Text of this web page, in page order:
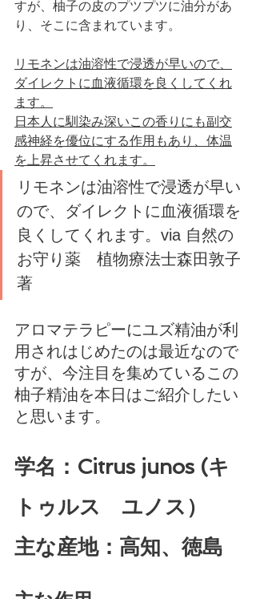
すが、柚子の皮のプツプツに油分があ
り、そこに含まれています。
リモネンは油溶性で浸透が早いので、
ダイレクトに血液循環を良くしてくれ
ます。
日本人に馴染み深いこの香りにも副交
感神経を優位にする作用もあり、体温
を上昇させてくれます。
リモネンは油溶性で浸透が早い
ので、ダイレクトに血液循環を
良くしてくれます。via 自然の
お守り薬　植物療法士森田敦子
著
アロマテラピーにユズ精油が利
用されはじめたのは最近なので
すが、今注目を集めているこの
柚子精油を本日はご紹介したい
と思います。
学名：Citrus junos (キ
トゥルス　ユノス）
主な産地：高知、徳島